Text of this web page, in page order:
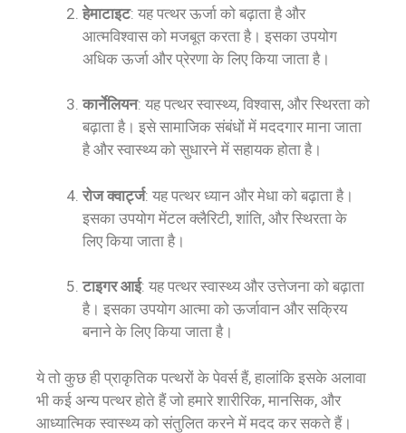
हेमाटाइट: यह पत्थर ऊर्जा को बढ़ाता है और
आत्मविश्वास को मजबूत करता है। इसका उपयोग
अधिक ऊर्जा और प्रेरणा के लिए किया जाता है।
कार्नेलियन: यह पत्थर स्वास्थ्य, विश्वास, और स्थिरता को
बढ़ाता है। इसे सामाजिक संबंधों में मददगार माना जाता
है और स्वास्थ्य को सुधारने में सहायक होता है।
रोज क्वार्ट्ज: यह पत्थर ध्यान और मेधा को बढ़ाता है।
इसका उपयोग मेंटल क्लैरिटी, शांति, और स्थिरता के
लिए किया जाता है।
टाइगर आई: यह पत्थर स्वास्थ्य और उत्तेजना को बढ़ाता
है। इसका उपयोग आत्मा को ऊर्जावान और सक्रिय
बनाने के लिए किया जाता है।
ये तो कुछ ही प्राकृतिक पत्थरों के पेवर्स हैं, हालांकि इसके अलावा
भी कई अन्य पत्थर होते हैं जो हमारे शारीरिक, मानसिक, और
आध्यात्मिक स्वास्थ्य को संतुलित करने में मदद कर सकते हैं।